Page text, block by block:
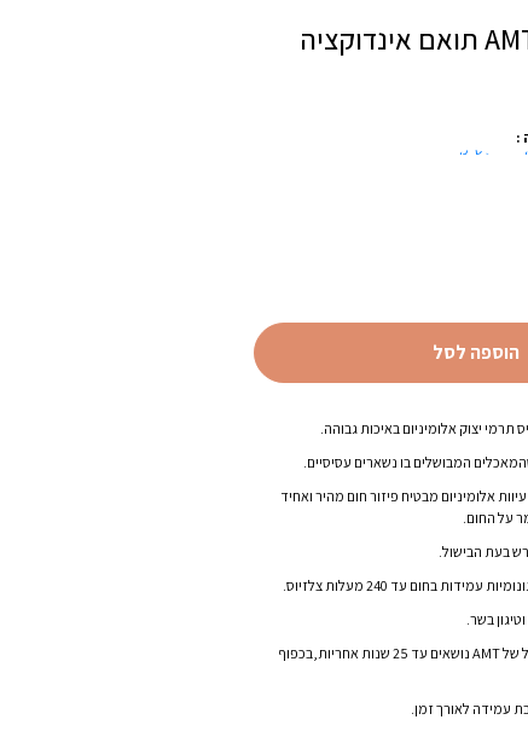
המבושלים בו נשארים עסיסיים.
9 מ”מ ללא עיוות אלומיניום מבטיח פיזור חום מהיר ואחיד
על החום.
בעת הבישול.
בחום עד 240 מעלות צלזיוס.
בשר.
בשל טיבן ואיכותן – כלי הבישול של AMT נושאים עד 25 שנות אחריות,בכפוף
32 ס"מ
הוספה לסל